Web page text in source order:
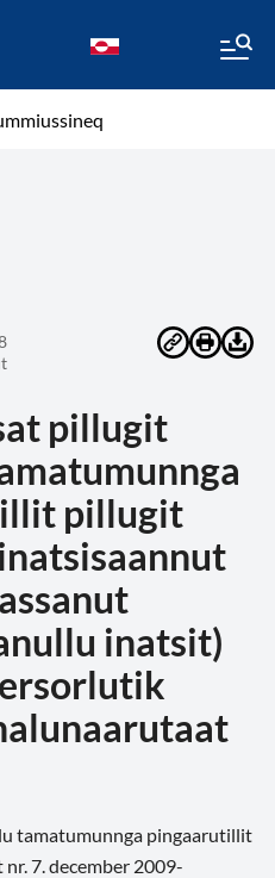
pillugit
pillugit
inatsit)
tamatumunnga pingaarutillit
7. december 2009-